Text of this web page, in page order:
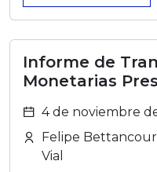
Informe de
Monetarias
4 de noviembre
Felipe
Vial